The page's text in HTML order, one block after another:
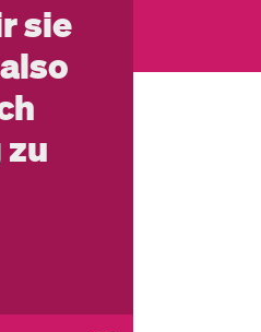
sie
zu